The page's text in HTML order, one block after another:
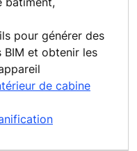
pour générer des
BIM et obtenir les
de cabine